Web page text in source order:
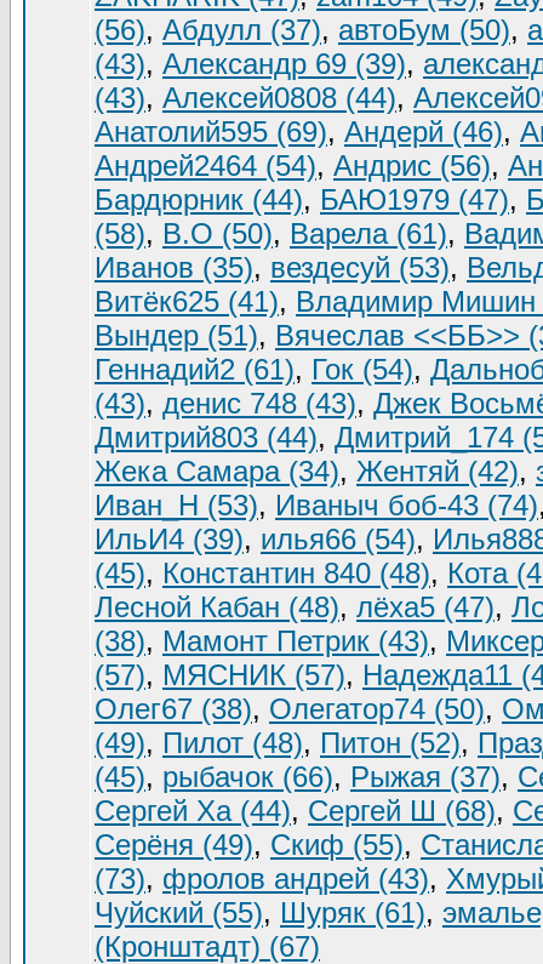
(56), Абдулл (37), автоБум (50),
(43), Александр 69 (39),
(43), Алексей0808 (44),
Анатолий595 (69), Андерй (46),
Андрей2464 (54), Андрис (56),
Бардюрник (44), БАЮ1979 (47),
(58), В.О (50), Ваpела (61),
Иванов (35), вездесуй (53),
Витёк625 (41), Владимир Мишин
Вындер (51), Вячеслав <<ББ>>
Геннадий2 (61), Гок (54),
(43), денис 748 (43), Джек
Дмитрий803 (44), Дмитрий_174
Жека Самара (34), Жентяй (42),
Иван_Н (53), Иваныч боб-43 (74)
ИльИ4 (39), илья66 (54),
(45), Константин 840 (48), Кота
Лесной Кабан (48), лёха5 (47),
(38), Мамонт Петрик (43),
(57), МЯСНИК (57), Надежда11
Олег67 (38), Олегатор74 (50),
(49), Пилот (48), Питон (52),
(45), рыбачок (66), Рыжая (37),
Сергей Ха (44), Сергей Ш (68),
Серёня (49), Скиф (55),
(73), фролов андрей (43),
Чуйский (55), Шуряк (61),
(Кронштадт) (67)